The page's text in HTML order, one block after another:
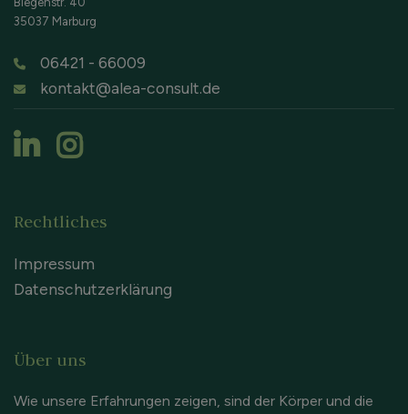
35037 Marburg
06421 - 66009
kontakt@alea-consult.de
Rechtliches
Impressum
Datenschutzerklärung
Über uns
Wie unsere Erfahrungen zeigen, sind der Körper und die